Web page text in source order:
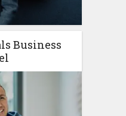
Business